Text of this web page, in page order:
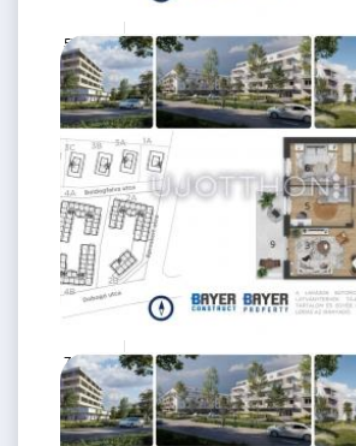
57.5 M Ft
41 m2
2 szoba
3.
emelet
76.5 M Ft
58 m2
3 szoba
2.
emelet